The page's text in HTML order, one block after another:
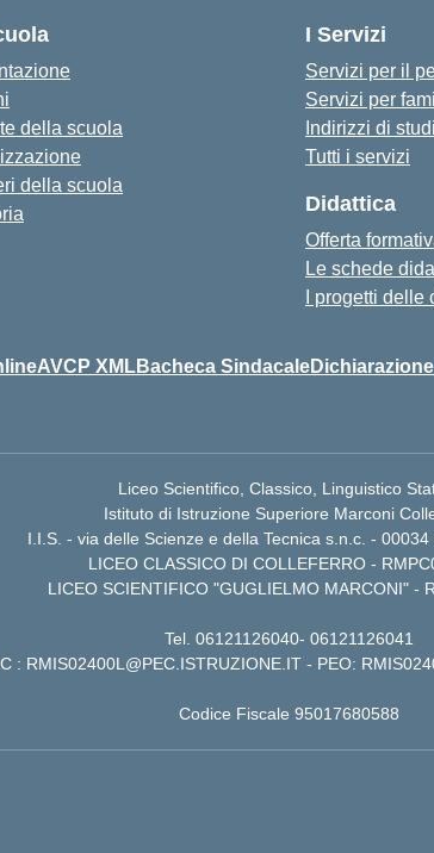
della scuola
della scuola
I Servizi
Servizi per il
Servizi per
Indirizzi di
Tutti i servizi
Didattica
Offerta
Le schede
I progetti delle
AVCP XMLBacheca Sindacale
Liceo Scientifico, Classico, Linguistico
Istituto di Istruzione Superiore Marconi
I.I.S. - via delle Scienze e della Tecnica s.n.c. -
LICEO CLASSICO DI COLLEFERRO -
LICEO SCIENTIFICO "GUGLIELMO MARCONI" -
Tel. 06121126040- 06121126041
: RMIS02400L@PEC.ISTRUZIONE.IT - PEO:
Codice Fiscale 95017680588